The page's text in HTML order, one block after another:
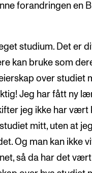
forandringen en
studium. Det er
kan bruke som
over studiet
Jeg har fått ny
jeg ikke har vært
mitt, uten at
Og man kan ikke
så da har det vært